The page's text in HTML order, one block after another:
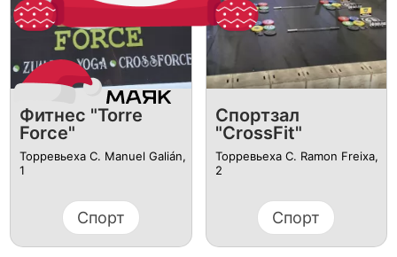
Фитнес "Torre
Force"
Торревьеха C. Manuel Galián,
1
Спорт
Спортзал
"CrossFit"
Торревьеха C. Ramon Freixa,
2
Спорт